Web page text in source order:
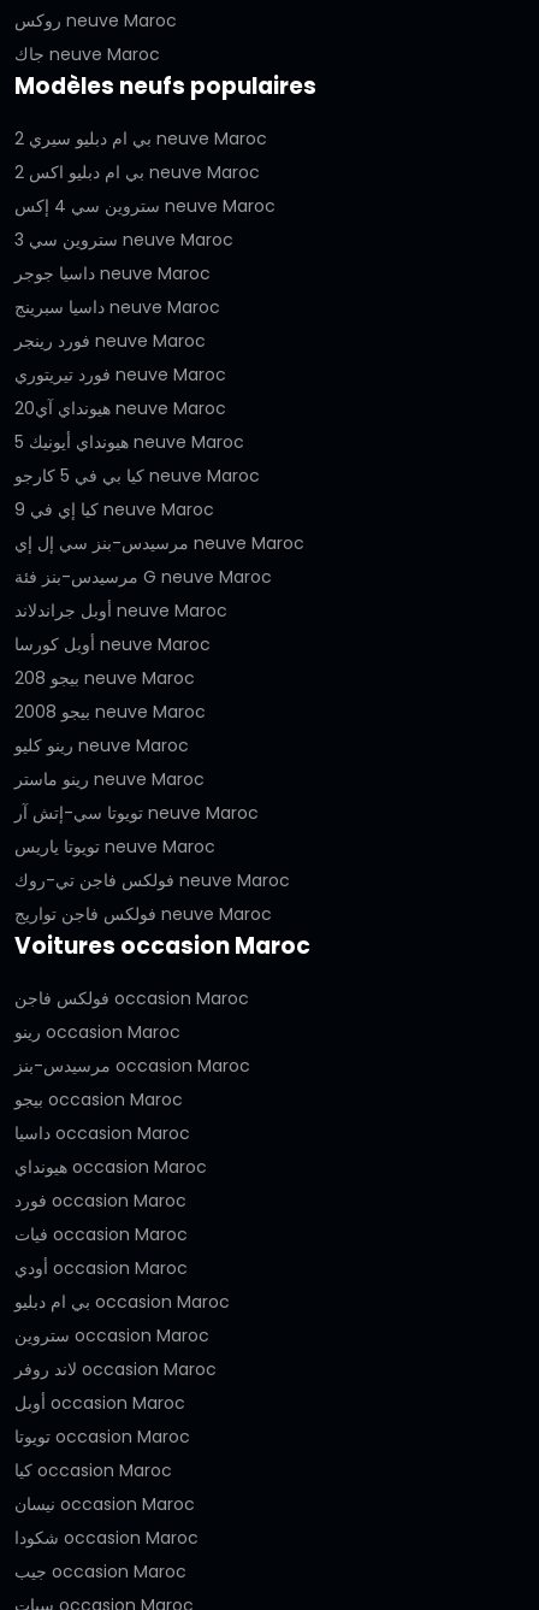
روكس neuve Maroc
جاك neuve Maroc
Modèles neufs populaires
بي ام دبليو سيري 2 neuve Maroc
بي ام دبليو اكس 2 neuve Maroc
ستروين سي 4 إكس neuve Maroc
ستروين سي 3 neuve Maroc
داسيا جوجر neuve Maroc
داسيا سبرينج neuve Maroc
فورد رينجر neuve Maroc
فورد تيريتوري neuve Maroc
هيونداي آي20 neuve Maroc
هيونداي أيونيك 5 neuve Maroc
كيا بي في 5 كارجو neuve Maroc
كيا إي في 9 neuve Maroc
مرسيدس-بنز سي إل إي neuve Maroc
مرسيدس-بنز فئة G neuve Maroc
أوبل جراندلاند neuve Maroc
أوبل كورسا neuve Maroc
بيجو 208 neuve Maroc
بيجو 2008 neuve Maroc
رينو كليو neuve Maroc
رينو ماستر neuve Maroc
تويوتا سي-إتش آر neuve Maroc
تويوتا ياريس neuve Maroc
فولكس فاجن تي-روك neuve Maroc
فولكس فاجن تواريج neuve Maroc
Voitures occasion Maroc
فولكس فاجن occasion Maroc
رينو occasion Maroc
مرسيدس-بنز occasion Maroc
بيجو occasion Maroc
داسيا occasion Maroc
هيونداي occasion Maroc
فورد occasion Maroc
فيات occasion Maroc
أودي occasion Maroc
بي ام دبليو occasion Maroc
ستروين occasion Maroc
لاند روفر occasion Maroc
أوبل occasion Maroc
تويوتا occasion Maroc
كيا occasion Maroc
نيسان occasion Maroc
شكودا occasion Maroc
جيب occasion Maroc